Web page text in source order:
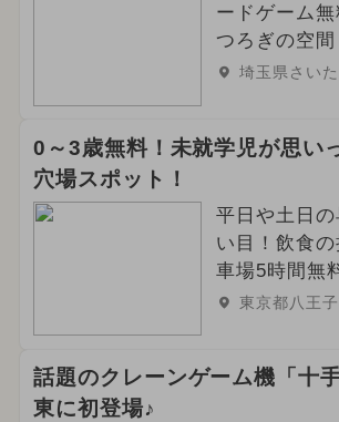
ードゲーム無
つろぎの空間
埼玉県さい
0～3歳無料！未就学児が思い
穴場スポット！
平日や土日
い目！飲食
車場5時間無
東京都八王
話題のクレーンゲーム機「十
東に初登場♪